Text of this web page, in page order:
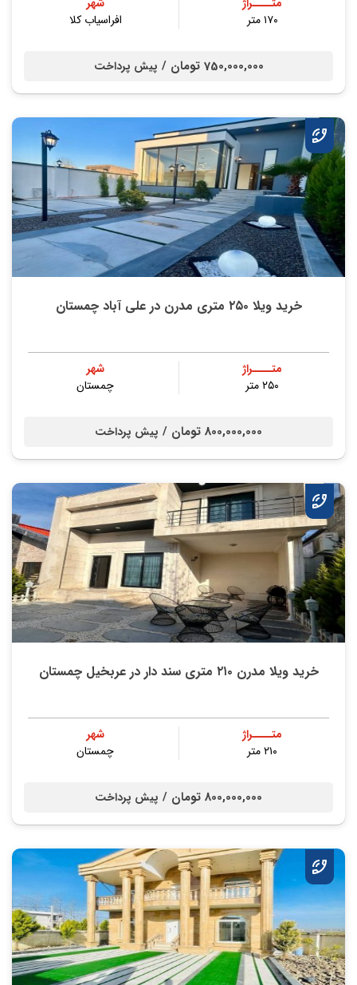
۱۷۰ متر
افراسیاب کلا
750,000,000 تومان / پیش پرداخت
خرید ویلا ۲۵۰ متری مدرن در علی آباد چمستان
متــــراژ
۲۵۰ متر
شهر
چمستان
800,000,000 تومان / پیش پرداخت
خرید ویلا مدرن ۲۱۰ متری سند دار در عربخیل چمستان
متــــراژ
۲۱۰ متر
شهر
چمستان
800,000,000 تومان / پیش پرداخت